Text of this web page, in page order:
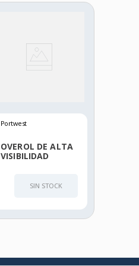
Portwest
OVEROL DE ALTA
VISIBILIDAD
SIN STOCK